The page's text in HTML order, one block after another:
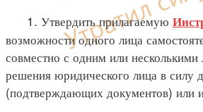
1. Утвердить прилагаемую
возможности одного лица
совместно с одним или несколькими
решения юридического лица в силу
(подтверждающих документов) или